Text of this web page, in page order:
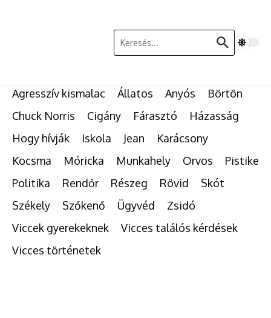
Keresés:
Agresszív kismalac Állatos Anyós
Börtön
Chuck Norris
Cigány Fárasztó
Házasság
Hogy hívják
Iskola Jean
Karácsony
Kocsma
Móricka Munkahely Orvos
Pistike
Politika
Rendőr Részeg Rövid
Skót
Székely
Szőkenő Ügyvéd
Zsidó
Viccek gyerekeknek
Vicces találós kérdések
Vicces történetek